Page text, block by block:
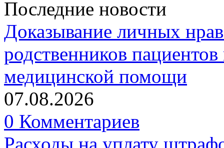
Последние новости
Доказывание личных
родственников
медицинской помощи
07.08.2026
0 Комментариев